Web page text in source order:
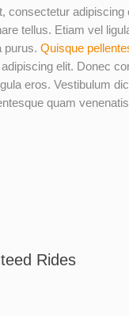
consectetur
tellus. Etiam vel
purus. Quisque
elit. Donec
eros. Vestibulum
quam
Rides